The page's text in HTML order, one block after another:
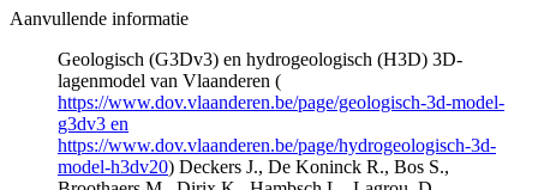
Aanvullende informatie
Geologisch (G3Dv3) en hydrogeologisch (H3D) 3D-
lagenmodel van Vlaanderen (
https://www.dov.vlaanderen.be/page/geologisch-3d-model-
g3dv3 en
https://www.dov.vlaanderen.be/page/hydrogeologisch-3d-
model-h3dv20) Deckers J., De Koninck R., Bos S.,